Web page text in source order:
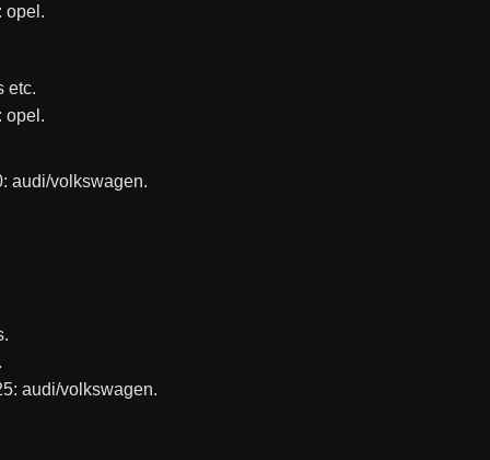
opel.
etc.
opel.
audi/volkswagen.
audi/volkswagen.